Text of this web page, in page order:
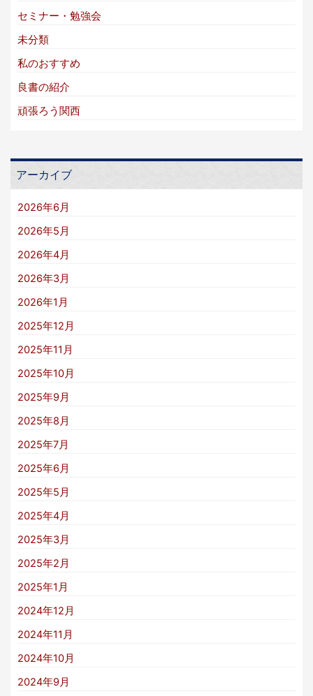
セミナー・勉強会
未分類
私のおすすめ
良書の紹介
頑張ろう関西
アーカイブ
2026年6月
2026年5月
2026年4月
2026年3月
2026年1月
2025年12月
2025年11月
2025年10月
2025年9月
2025年8月
2025年7月
2025年6月
2025年5月
2025年4月
2025年3月
2025年2月
2025年1月
2024年12月
2024年11月
2024年10月
2024年9月